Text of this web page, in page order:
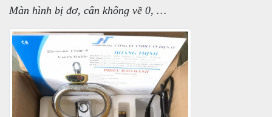
Màn hình bị đơ, cân không về 0, …